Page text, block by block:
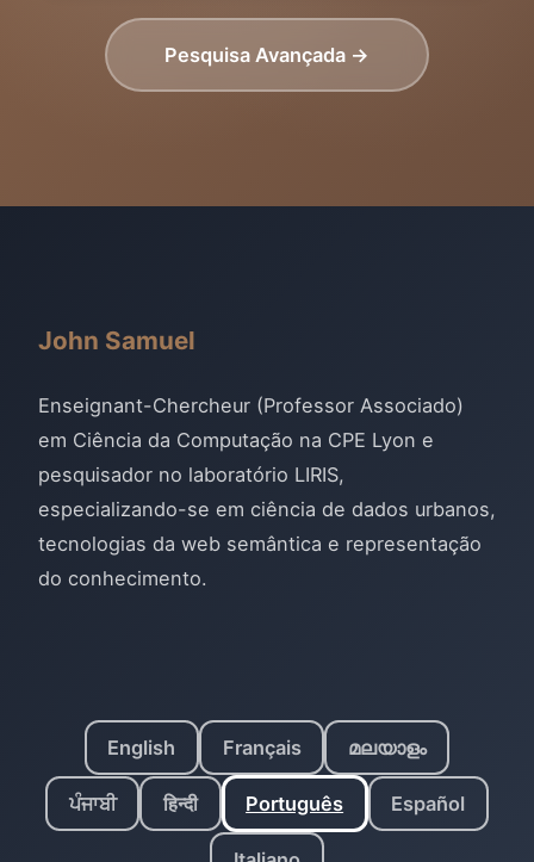
Pesquisa Avançada →
John Samuel
Enseignant-Chercheur (Professor Associado)
em Ciência da Computação na CPE Lyon e
pesquisador no laboratório LIRIS,
especializando-se em ciência de dados urbanos,
tecnologias da web semântica e representação
do conhecimento.
English Français മലയാളം
ਪੰਜਾਬੀ हिन्दी Português Español